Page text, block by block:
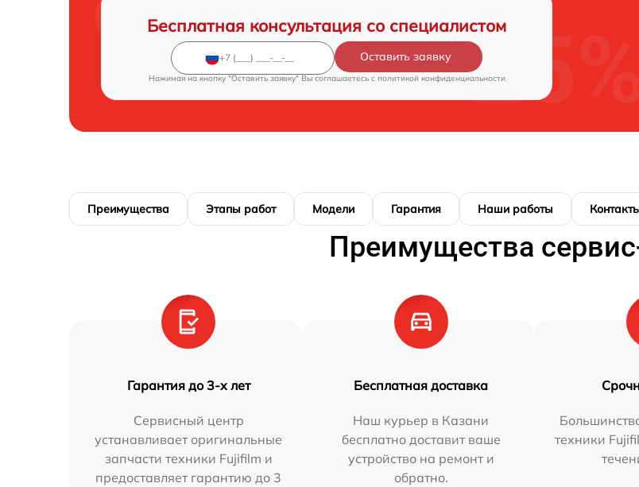
Бесплатная консультация со специалистом
Оставить заявку
Нажимая на кнопку "Оставить заявку" Вы соглашаетесь c политикой конфиденциальности
Преимущества Этапы работ Модели Гарантия Наши работы
Преимущества
Гарантия до 3-х лет
Сервисный центр
устанавливает оригинальные
запчасти техники Fujifilm и
предоставляет гарантию до 3
Бесплатная доставка
Наш курьер в Казани
бесплатно доставит ваше
устройство на ремонт и
обратно.
техники